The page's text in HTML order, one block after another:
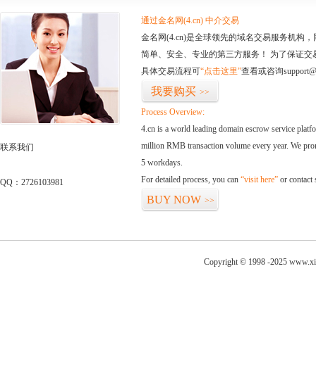
联系我们
QQ：2726103981
通过金名网(4.cn) 中介交易
金名网(4.cn)是全球领先的域名交易服务机构
简单、安全、专业的第三方服务！ 为了保证
具体交易流程可“点击这里”查看或咨询
我要购买 >>
Process Overview:
4.cn is a world leading domain escrow service
million RMB transaction volume every year. We
5 workdays.
For detailed process, you can “visit here” or contact
BUY NOW >>
Copyright © 1998 -2025